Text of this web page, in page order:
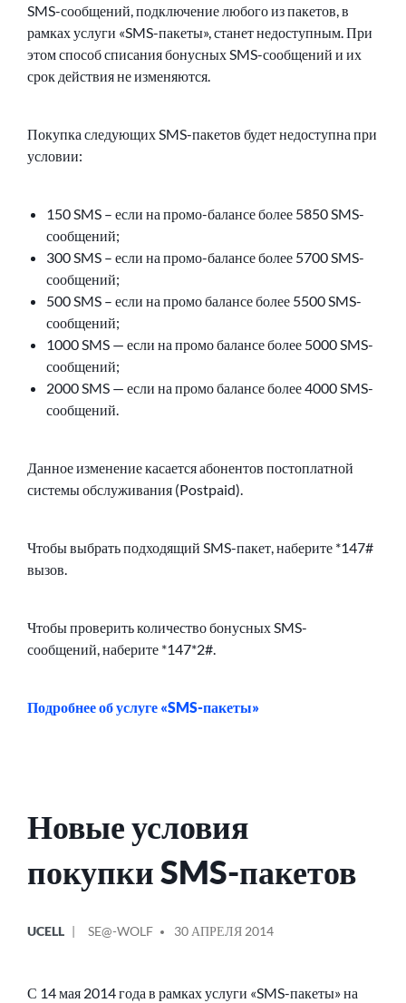
SMS-сообщений, подключение любого из пакетов, в
рамках услуги «SMS-пакеты», станет недоступным. При
этом способ списания бонусных SMS-сообщений и их
срок действия не изменяются.
Покупка следующих SMS-пакетов будет недоступна при
условии:
150 SMS – если на промо-балансе более 5850 SMS-
сообщений;
300 SMS – если на промо-балансе более 5700 SMS-
сообщений;
500 SMS – если на промо балансе более 5500 SMS-
сообщений;
1000 SMS — если на промо балансе более 5000 SMS-
сообщений;
2000 SMS — если на промо балансе более 4000 SMS-
сообщений.
Данное изменение касается абонентов постоплатной
системы обслуживания (Postpaid).
Чтобы выбрать подходящий SMS-пакет, наберите *147#
вызов.
Чтобы проверить количество бонусных SMS-
сообщений, наберите *147*2#.
Подробнее об услуге «SMS-пакеты»
Новые условия
покупки SMS-пакетов
В
UCELL
ОТ
SE@-WOLF 30 АПРЕЛЯ 2014
С 14 мая 2014 года в рамках услуги «SMS-пакеты» на